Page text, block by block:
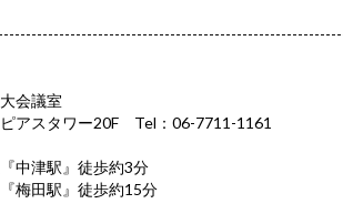
会議室
スタワー20F Tel：06-7711-1161
津駅』徒歩約3分
歩約15分